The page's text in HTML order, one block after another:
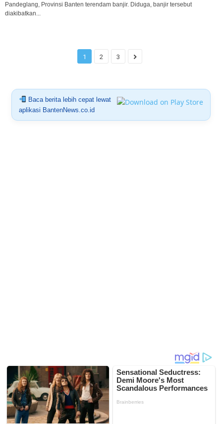
Pandeglang, Provinsi Banten terendam banjir. Diduga, banjir tersebut
diakibatkan...
1 2 3
Baca berita lebih cepat lewat
aplikasi BantenNews.co.id